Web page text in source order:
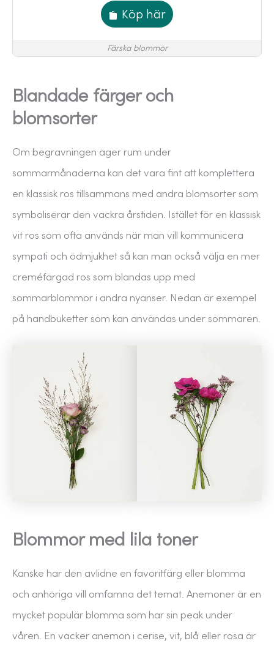
Köp här
Färska blommor
Blandade färger och
blomsorter
Om begravningen äger rum under
sommarmånaderna kan det vara fint att komplettera
en klassisk ros tillsammans med andra blomsorter som
symboliserar den vackra årstiden. Istället för en klassisk
vit ros som ofta används när man vill kommunicera
sympati och ödmjukhet så kan man också välja en mer
creméfärgad ros som blandas upp med
sommarblommor i andra nyanser. Nedan är exempel
på handbuketter som kan användas under sommaren.
Blommor med lila toner
Kanske har den avlidne en favoritfärg eller blomma
och anhöriga vill omfamna det temat. Anemoner är en
mycket populär blomma som har sin peak under
våren. En vacker anemon i cerise, vit, blå eller rosa är